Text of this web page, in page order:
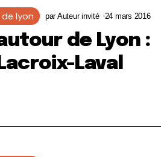
lyon parAuteur invité 24 mars 2016
de Lyon :
Laval